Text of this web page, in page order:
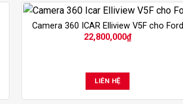
Camera 360 ICAR Elliview V5F cho Ford
22,800,000₫
LIÊN HỆ